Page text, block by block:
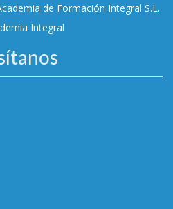
de Formación Integral S.L.